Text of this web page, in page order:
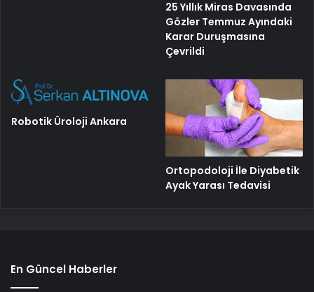
25 Yıllık Miras Davasında
Gözler Temmuz Ayındaki
Karar Duruşmasına
Çevrildi
Robotik Üroloji Ankara
Ortopodoloji İle Diyabetik
Ayak Yarası Tedavisi
En Güncel Haberler